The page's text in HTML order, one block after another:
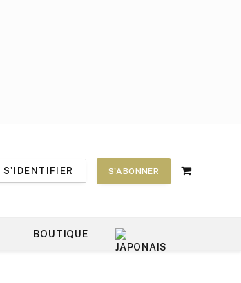
S'IDENTIFIER S'ABONNER
Shopping
BOUTIQUE